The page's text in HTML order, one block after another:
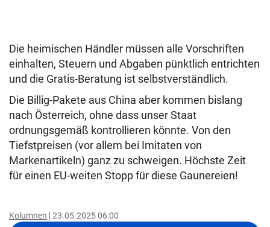
Die heimischen Händler müssen alle Vorschriften
einhalten, Steuern und Abgaben pünktlich entrichten
und die Gratis-Beratung ist selbstverständlich.
Die Billig-Pakete aus China aber kommen bislang
nach Österreich, ohne dass unser Staat
ordnungsgemäß kontrollieren könnte. Von den
Tiefstpreisen (vor allem bei Imitaten von
Markenartikeln) ganz zu schweigen. Höchste Zeit
für einen EU-weiten Stopp für diese Gaunereien!
Kolumnen 23.05.2025 06:00